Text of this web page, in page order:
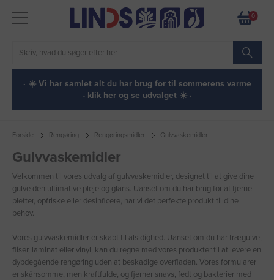
0
· ☀️ Vi har samlet alt du har brug for til sommerens varme
- klik her og se udvalget ☀️ ·
Forside Rengøring Rengøringsmidler Gulvvaskemidler
Gulvvaskemidler
Velkommen til vores udvalg af gulvvaskemidler, designet til at give dine
gulve den ultimative pleje og glans. Uanset om du har brug for at fjerne
pletter, opfriske eller desinficere, har vi det perfekte produkt til dine
behov.
Vores gulvvaskemidler er skabt til alsidighed. Uanset om du har trægulve,
fliser, laminat eller vinyl, kan du regne med vores produkter til at levere en
dybdegående rengøring uden at beskadige overfladen. Vores formularer
er skånsomme, men kraftfulde, og fjerner snavs, fedt og bakterier med